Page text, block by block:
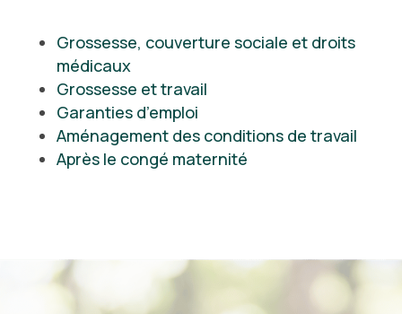
Grossesse, couverture sociale et droits
médicaux
Grossesse et travail
Garanties d’emploi
Aménagement des conditions de travail
Après le congé maternité